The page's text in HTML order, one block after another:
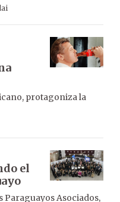
protagoniza la
el
Paraguayos Asociados,